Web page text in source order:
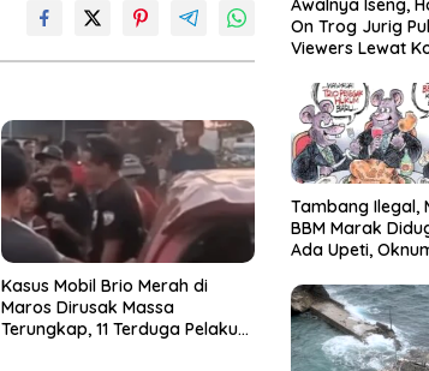
Kasus Mobil Brio Merah di
Maros Dirusak Massa
Terungkap, 11 Terduga Pelaku
Awalnya Iseng,
On Trog Jurig
Viewers Lewat
Tambang Ilegal,
BBM Marak
Ada Upeti,
Nama Kapolda